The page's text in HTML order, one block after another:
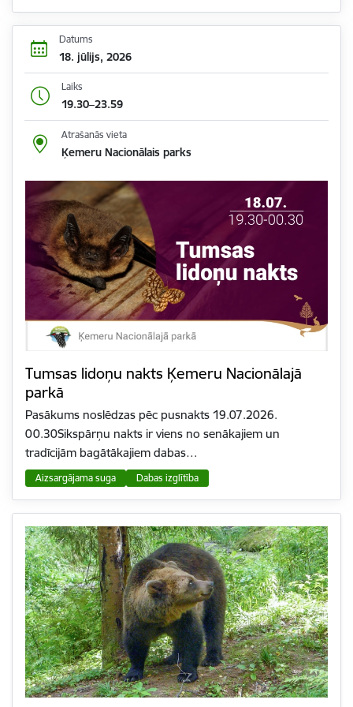
Datums
18. jūlijs, 2026
Laiks
19.30–23.59
Atrašanās vieta
Ķemeru Nacionālais parks
Tumsas lidoņu nakts Ķemeru Nacionālajā
parkā
Pasākums noslēdzas pēc pusnakts 19.07.2026.
00.30Sikspārņu nakts ir viens no senākajiem un
tradīcijām bagātākajiem dabas…
Aizsargājama suga Dabas izglītība